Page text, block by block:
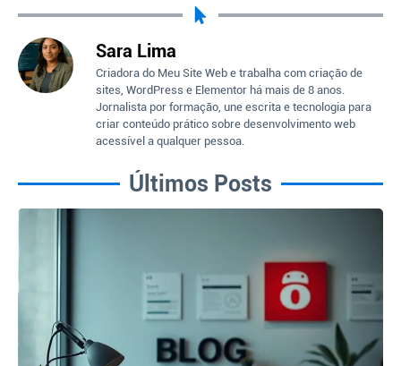
Sara Lima
Criadora do Meu Site Web e trabalha com criação de
sites, WordPress e Elementor há mais de 8 anos.
Jornalista por formação, une escrita e tecnologia para
criar conteúdo prático sobre desenvolvimento web
acessível a qualquer pessoa.
Últimos Posts